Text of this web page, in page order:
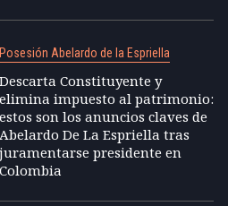
Posesión Abelardo de la Espriella
Descarta Constituyente y
elimina impuesto al patrimonio:
estos son los anuncios claves de
Abelardo De La Espriella tras
juramentarse presidente en
Colombia